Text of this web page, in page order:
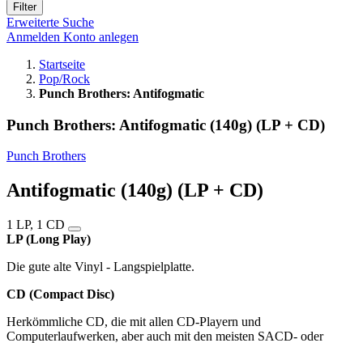
Filter
Erweiterte Suche
Anmelden Konto anlegen
Startseite
Pop/Rock
Punch Brothers: Antifogmatic
Punch Brothers: Antifogmatic (140g) (LP + CD)
Punch Brothers
Antifogmatic (140g) (LP + CD)
1 LP, 1 CD
LP (Long Play)
Die gute alte Vinyl - Langspielplatte.
CD (Compact Disc)
Herkömmliche CD, die mit allen CD-Playern und
Computerlaufwerken, aber auch mit den meisten SACD- oder